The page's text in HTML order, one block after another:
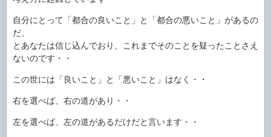
自分にとって「都合の良いこと」と「都合の悪いこと」があるの
だ、
とあなたは信じ込んでおり、これまでそのことを疑ったことさえ
ないのです・・
この世には「良いこと」と「悪いこと」はなく・・
右を選べば、右の道があり・・
左を選べば、左の道があるだけだと言います・・